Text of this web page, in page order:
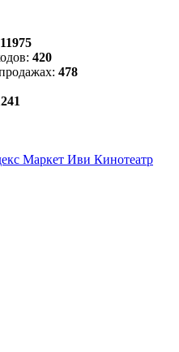
11975
420
478
Маркет Иви Кинотеатр